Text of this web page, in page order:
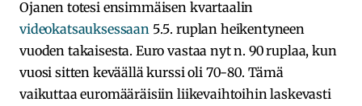
Ojanen totesi ensimmäisen kvartaalin
videokatsauksessaan 5.5. ruplan heikentyneen
vuoden takaisesta. Euro vastaa nyt n. 90 ruplaa, kun
vuosi sitten keväällä kurssi oli 70-80. Tämä
vaikuttaa euromääräisiin liikevaihtoihin laskevasti